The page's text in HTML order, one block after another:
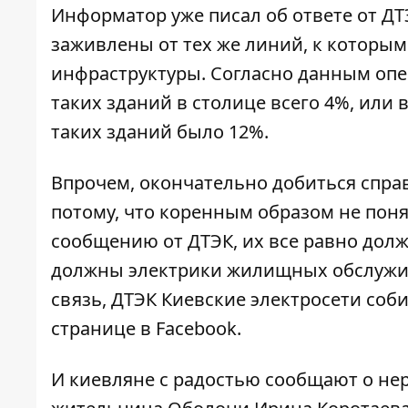
Информатор уже писал об ответе от
заживлены от тех же линий, к
инфраструктуры. Согласно данным
таких зданий в столице всего 4%, или
таких зданий было 12%.
Впрочем, окончательно добиться
потому, что коренным образом не
сообщению от ДТЭК, их все равно
должны электрики жилищных
связь, ДТЭК Киевские электросети
странице в Facebook.
И киевляне с радостью сообщают о